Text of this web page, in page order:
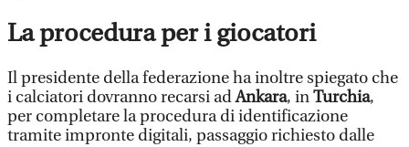
La procedura per i giocatori
Il presidente della federazione ha inoltre spiegato che
i calciatori dovranno recarsi adAnkara, inTurchia,
per completare la procedura di identificazione
tramite impronte digitali, passaggio richiesto dalle